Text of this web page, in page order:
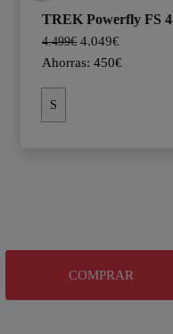
TREK Powerfly FS 4
4.499€ 4.049€
Ahorras: 450€
S
COMPRAR